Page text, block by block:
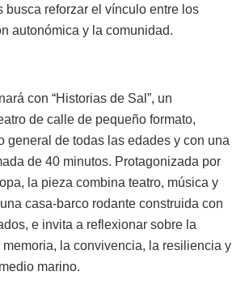
busca reforzar el vínculo entre los
autonómica y la comunidad.
con “Historias de Sal”, un
de calle de pequeño formato,
general de todas las edades y con una
de 40 minutos. Protagonizada por
la pieza combina teatro, música y
casa-barco rodante construida con
e invita a reflexionar sobre la
la convivencia, la resiliencia y
marino.